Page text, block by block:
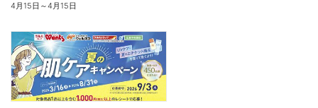
4月15日 ～4月15日